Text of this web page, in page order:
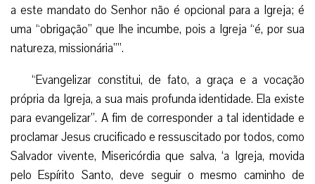
a este mandato do Senhor não é opcional para a Igreja; é
uma “obrigação” que lhe incumbe, pois a Igreja “é, por sua
natureza, missionária””.
“Evangelizar constitui, de fato, a graça e a vocação
própria da Igreja, a sua mais profunda identidade. Ela existe
para evangelizar”. A fim de corresponder a tal identidade e
proclamar Jesus crucificado e ressuscitado por todos, como
Salvador vivente, Misericórdia que salva, ‘a Igreja, movida
pelo Espírito Santo, deve seguir o mesmo caminho de